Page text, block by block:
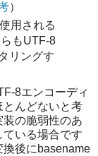
）
用される
もUTF-8
リングす
8エンコーディ
とんどないと考
の脆弱性のあ
いる場合です
換後にbasename